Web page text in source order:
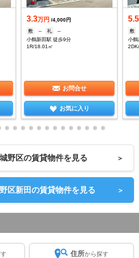
3.3万円 /4,000円
敷
-- 礼
--
小鶴新田駅 徒歩9分
1R/18.01㎡
お問合せ
お気に入り
5.5
敷
小鶴
野区の賃貸物件を見る ＞
区新田の賃貸物件を見る ＞
住所から探す